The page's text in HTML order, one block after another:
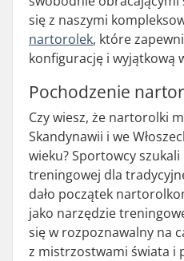
się z naszymi
nartorolek, które
konfigurację i wyjątkową
Pochodzenie
Czy wiesz, że nartorolki
Skandynawii i we
wieku? Sportowcy
treningowej dla
dało początek
jako narzędzie
się w rozpoznawalny na
z mistrzostwami świata i